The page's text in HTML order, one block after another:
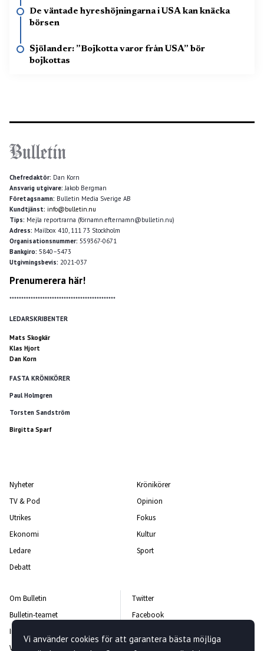
De väntade hyreshöjningarna i USA kan knäcka
börsen
Sjölander: ”Bojkotta varor från USA” bör
bojkottas
Chefredaktör: Dan Korn
Ansvarig utgivare: Jakob Bergman
Företagsnamn: Bulletin Media Sverige AB
Kundtjänst: info@bulletin.nu
Tips: Mejla reportrarna (förnamn.efternamn@bulletin.nu)
Adress: Mailbox 410, 111 73 Stockholm
Organisationsnummer: 559367-0671
Bankgiro: 5840–5473
Utgivningsbevis: 2021-037
Prenumerera här!
*********************************************
LEDARSKRIBENTER
Mats Skogkär
Klas Hjort
Dan Korn
FASTA KRÖNIKÖRER
Paul Holmgren
Torsten Sandström
Birgitta Sparf
Nyheter
TV & Pod
Utrikes
Ekonomi
Ledare
Debatt
Krönikörer
Opinion
Fokus
Kultur
Sport
Om Bulletin
Bulletin-teamet
Integritetspolicy
Vanliga frågor och svar
Twitter
Facebook
Vi använder cookies för att garantera bästa möjliga